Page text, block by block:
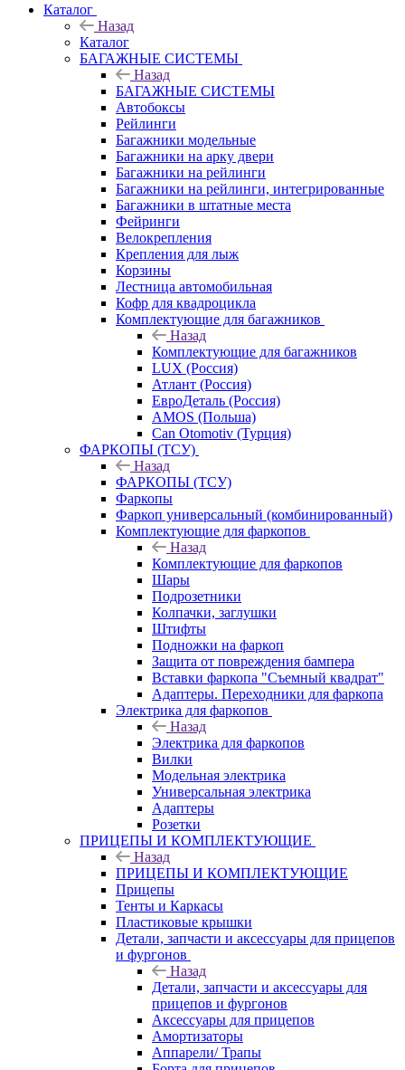
Каталог
Назад
Каталог
БАГАЖНЫЕ СИСТЕМЫ
Назад
БАГАЖНЫЕ СИСТЕМЫ
Автобоксы
Рейлинги
Багажники модельные
Багажники на арку двери
Багажники на рейлинги
Багажники на рейлинги, интегрированные
Багажники в штатные места
Фейринги
Велокрепления
Крепления для лыж
Корзины
Лестница автомобильная
Кофр для квадроцикла
Комплектующие для багажников
Назад
Комплектующие для багажников
LUX (Россия)
Атлант (Россия)
ЕвроДеталь (Россия)
AMOS (Польша)
Can Otomotiv (Турция)
ФАРКОПЫ (ТСУ)
Назад
ФАРКОПЫ (ТСУ)
Фаркопы
Фаркоп универсальный (комбинированный)
Комплектующие для фаркопов
Назад
Комплектующие для фаркопов
Шары
Подрозетники
Колпачки, заглушки
Штифты
Подножки на фаркоп
Защита от повреждения бампера
Вставки фаркопа "Съемный квадрат"
Адаптеры. Переходники для фаркопа
Электрика для фаркопов
Назад
Электрика для фаркопов
Вилки
Модельная электрика
Универсальная электрика
Адаптеры
Розетки
ПРИЦЕПЫ И КОМПЛЕКТУЮЩИЕ
Назад
ПРИЦЕПЫ И КОМПЛЕКТУЮЩИЕ
Прицепы
Тенты и Каркасы
Пластиковые крышки
Детали, запчасти и аксессуары для прицепов
и фургонов
Назад
Детали, запчасти и аксессуары для
прицепов и фургонов
Аксессуары для прицепов
Амортизаторы
Аппарели/ Трапы